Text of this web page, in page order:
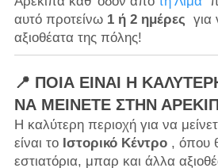
αυτό προτείνω 1 ή 2 ημέρες για
αξιοθέατα της πόλης!
📍 ΠΟΙΑ ΕΊΝΑΙ Η
ΝΑ ΜΕΊΝΕΤΕ ΣΤΗΝ
Η καλύτερη περιοχή για να
είναι το Ιστορικό Κέντρο, όπου
εστιατόρια, μπαρ και άλλα